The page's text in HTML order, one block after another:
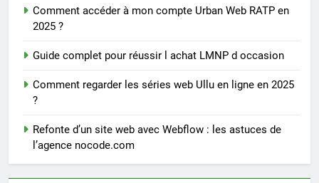
Comment accéder à mon compte Urban Web RATP en
2025 ?
Guide complet pour réussir l achat LMNP d occasion
Comment regarder les séries web Ullu en ligne en 2025
?
Refonte d’un site web avec Webflow : les astuces de
l’agence nocode.com